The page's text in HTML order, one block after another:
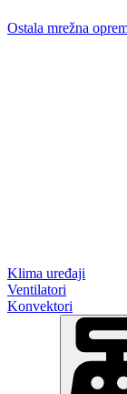
Ostala mrežna
Klima uređaji
Ventilatori
Konvektori